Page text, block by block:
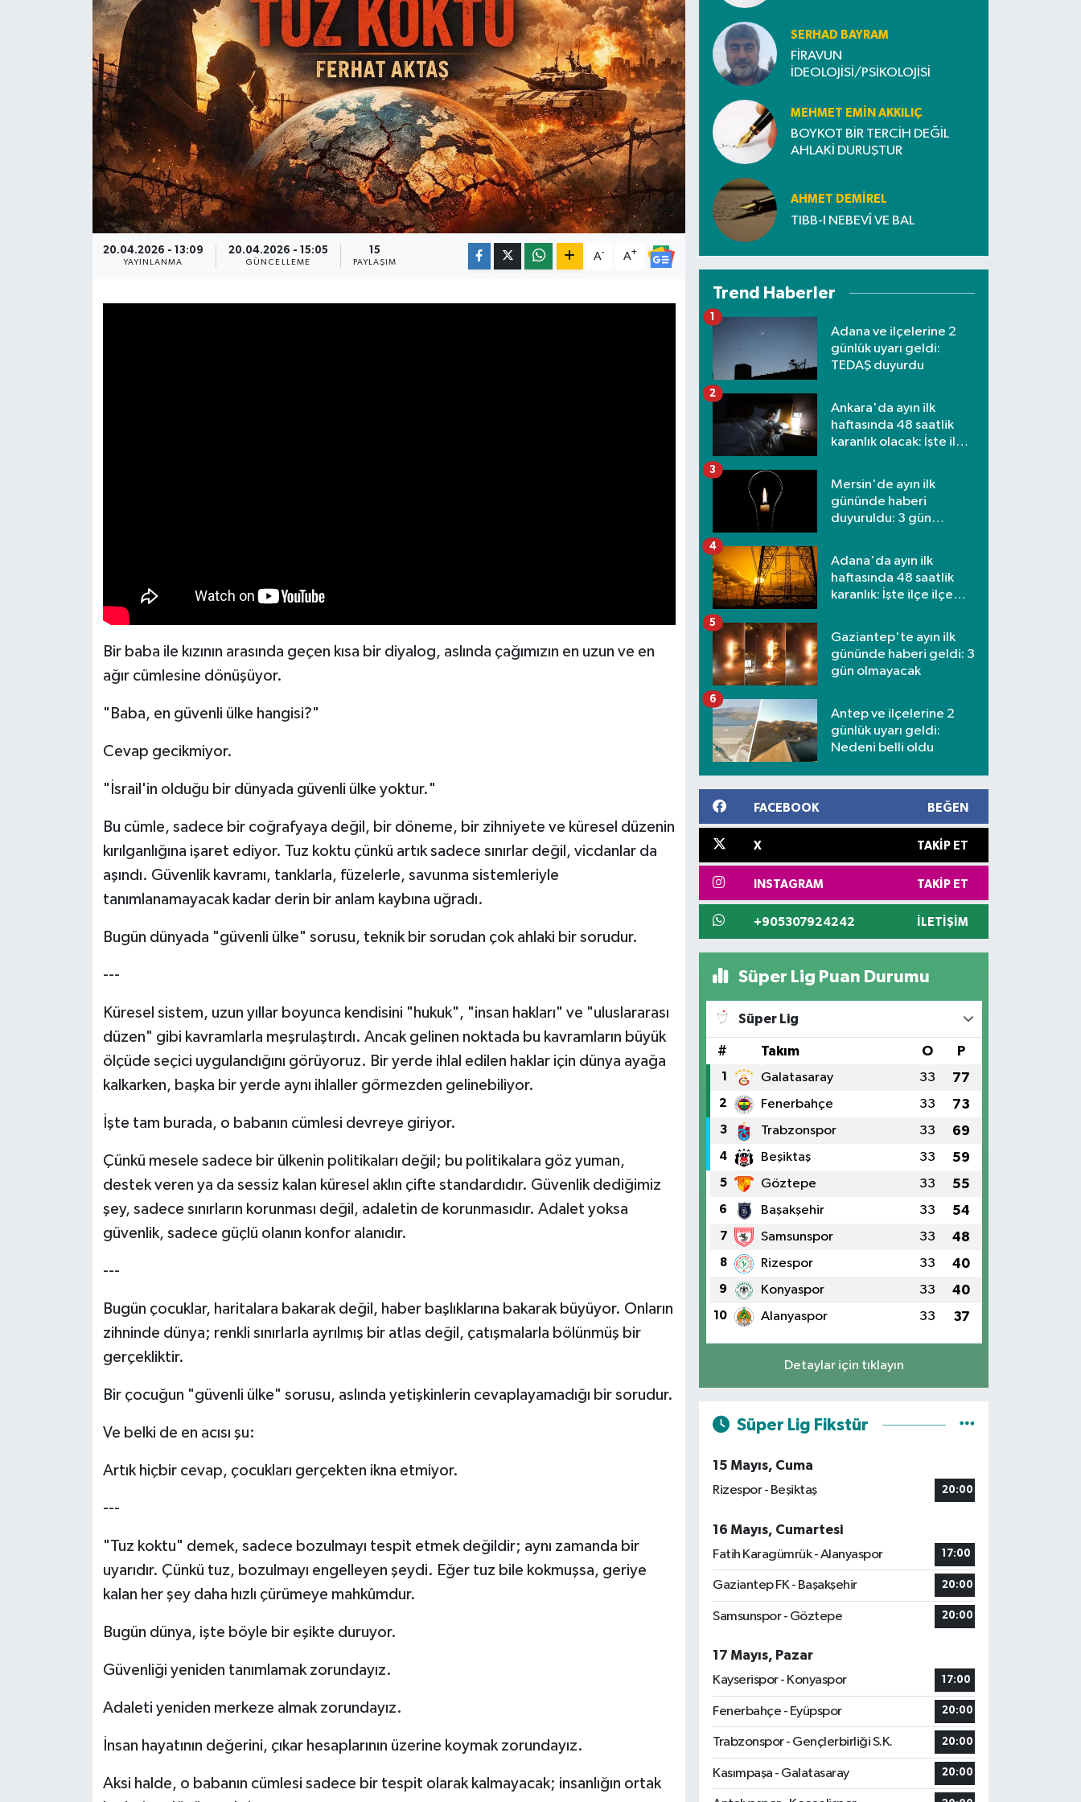
20.04.2026 - 13:09
YAYINLANMA
20.04.2026 - 15:05
GÜNCELLEME
15
PAYLAŞIM
A- A+
Bir baba ile kızının arasında geçen kısa bir diyalog, aslında çağımızın en uzun ve en
ağır cümlesine dönüşüyor.
"Baba, en güvenli ülke hangisi?"
Cevap gecikmiyor.
"İsrail'in olduğu bir dünyada güvenli ülke yoktur."
Bu cümle, sadece bir coğrafyaya değil, bir döneme, bir zihniyete ve küresel düzenin
kırılganlığına işaret ediyor. Tuz koktu çünkü artık sadece sınırlar değil, vicdanlar da
aşındı. Güvenlik kavramı, tanklarla, füzelerle, savunma sistemleriyle
tanımlanamayacak kadar derin bir anlam kaybına uğradı.
Bugün dünyada "güvenli ülke" sorusu, teknik bir sorudan çok ahlaki bir sorudur.
---
Küresel sistem, uzun yıllar boyunca kendisini "hukuk", "insan hakları" ve "uluslararası
düzen" gibi kavramlarla meşrulaştırdı. Ancak gelinen noktada bu kavramların büyük
ölçüde seçici uygulandığını görüyoruz. Bir yerde ihlal edilen haklar için dünya ayağa
kalkarken, başka bir yerde aynı ihlaller görmezden gelinebiliyor.
İşte tam burada, o babanın cümlesi devreye giriyor.
Çünkü mesele sadece bir ülkenin politikaları değil; bu politikalara göz yuman,
destek veren ya da sessiz kalan küresel aklın çifte standardıdır. Güvenlik dediğimiz
şey, sadece sınırların korunması değil, adaletin de korunmasıdır. Adalet yoksa
güvenlik, sadece güçlü olanın konfor alanıdır.
---
Bugün çocuklar, haritalara bakarak değil, haber başlıklarına bakarak büyüyor. Onların
zihninde dünya; renkli sınırlarla ayrılmış bir atlas değil, çatışmalarla bölünmüş bir
gerçekliktir.
Bir çocuğun "güvenli ülke" sorusu, aslında yetişkinlerin cevaplayamadığı bir sorudur.
Ve belki de en acısı şu:
Artık hiçbir cevap, çocukları gerçekten ikna etmiyor.
---
"Tuz koktu" demek, sadece bozulmayı tespit etmek değildir; aynı zamanda bir
uyarıdır. Çünkü tuz, bozulmayı engelleyen şeydi. Eğer tuz bile kokmuşsa, geriye
kalan her şey daha hızlı çürümeye mahkûmdur.
Bugün dünya, işte böyle bir eşikte duruyor.
Güvenliği yeniden tanımlamak zorundayız.
Adaleti yeniden merkeze almak zorundayız.
İnsan hayatının değerini, çıkar hesaplarının üzerine koymak zorundayız.
Aksi halde, o babanın cümlesi sadece bir tespit olarak kalmayacak; insanlığın ortak
SERHAD BAYRAM
FİRAVUN
İDEOLOJİSİ/PSİKOLOJİSİ
MEHMET EMIN AKKILIÇ
BOYKOT BİR TERCİH DEĞİL
AHLAKİ DURUŞTUR
AHMET DEMİREL
TIBB-I NEBEVÎ VE BAL
Trend Haberler
Adana ve ilçelerine 2
günlük uyarı geldi:
TEDAŞ duyurdu
1
Ankara'da ayın ilk
haftasında 48 saatlik
karanlık olacak: İşte ilçe
2
Mersin'de ayın ilk
gününde haberi
duyuruldu: 3 gün
3
Adana'da ayın ilk
haftasında 48 saatlik
karanlık: İşte ilçe ilçe
4
Gaziantep'te ayın ilk
gününde haberi geldi: 3
gün olmayacak
5
Antep ve ilçelerine 2
günlük uyarı geldi:
Nedeni belli oldu
6
FACEBOOK BEĞEN
X TAKIP ET
INSTAGRAM TAKIP ET
+905307924242 İLETIŞIM
Süper Lig Puan Durumu
Süper Lig
# Takım O P
1 Galatasaray 33 77
2 Fenerbahçe 33 73
3 Trabzonspor 33 69
4 Beşiktaş 33 59
5 Göztepe 33 55
6 Başakşehir 33 54
7 Samsunspor 33 48
8 Rizespor 33 40
9 Konyaspor 33 40
10 Alanyaspor 33 37
Detaylar için tıklayın
Süper Lig Fikstür
15 Mayıs, Cuma
Rizespor - Beşiktaş
20:00
16 Mayıs, Cumartesi
Fatih Karagümrük - Alanyaspor
17:00
Gaziantep FK - Başakşehir 20:00
Samsunspor - Göztepe 20:00
17 Mayıs, Pazar
Kayserispor - Konyaspor
17:00
Fenerbahçe - Eyüpspor 20:00
Trabzonspor - Gençlerbirliği S.K. 20:00
Kasımpaşa - Galatasaray 20:00
Gündem
İlim & İrfan
Kültür & Sanat